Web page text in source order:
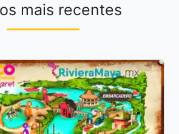
mais recentes